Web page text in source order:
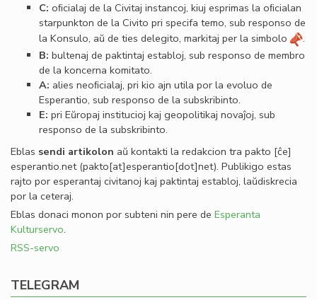
C: oﬁcialaj de la Civitaj instancoj, kiuj esprimas la oﬁcialan
starpunkton de la Civito pri specifa temo, sub responso de
la Konsulo, aŭ de ties delegito, markitaj per la simbolo
.
B: bultenaj de paktintaj establoj, sub responso de membro
de la koncerna komitato.
A: alies neoﬁcialaj, pri kio ajn utila por la evoluo de
Esperantio, sub responso de la subskribinto.
E: pri Eŭropaj institucioj kaj geopolitikaj novaĵoj, sub
responso de la subskribinto.
Eblas sendi artikolon aŭ kontakti la redakcion tra pakto [ĉe]
esperantio.net(pakto[at]esperantio[dot]net). Publikigo estas
rajto por esperantaj civitanoj kaj paktintaj establoj, laŭdiskrecia
por la ceteraj.
Eblas donaci monon por subteni nin pere de Esperanta
Kulturservo.
RSS-servo
TELEGRAM